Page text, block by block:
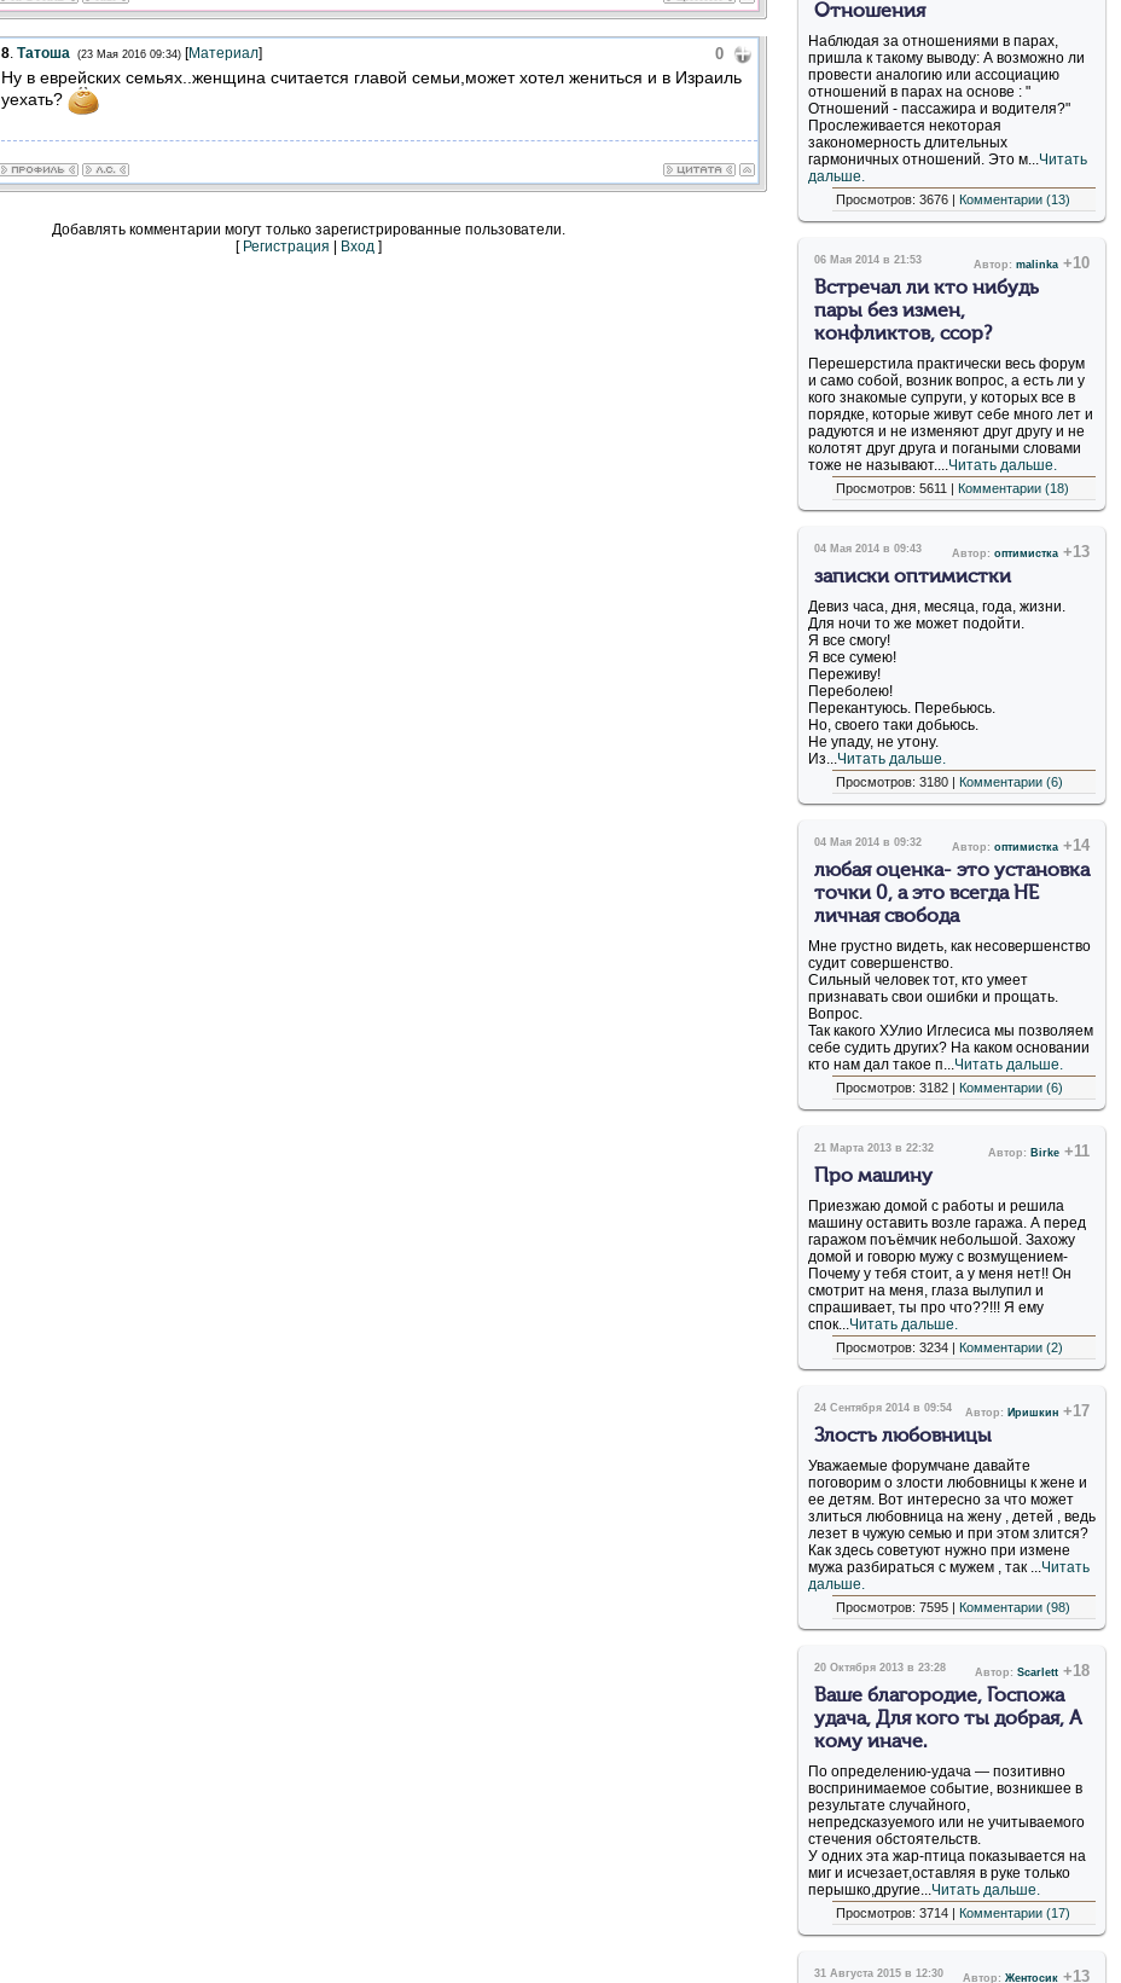
0
8. Татоша (23 Мая 2016 09:34)[Материал]
Ну в еврейских семьях..женщина считается главой семьи,может хотел жениться и в Израиль
уехать?
Добавлять комментарии могут только зарегистрированные пользователи.
[ Регистрация Вход ]
Отношения
Наблюдая за отношениями в парах,
пришла к такому выводу: А возможно ли
провести аналогию или ассоциацию
отношений в парах на основе : "
Отношений - пассажира и водителя?"
Прослеживается некоторая
закономерность длительных
гармоничных отношений. Это м...Читать
дальше.
Просмотров: 3676 | Комментарии (13)
06 Мая 2014 в 21:53 Автор: malinka+10
Встречал ли кто нибудь
пары без измен,
конфликтов, ссор?
Перешерстила практически весь форум
и само собой, возник вопрос, а есть ли у
кого знакомые супруги, у которых все в
порядке, которые живут себе много лет и
радуются и не изменяют друг другу и не
колотят друг друга и погаными словами
тоже не называют....Читать дальше.
Просмотров: 5611 | Комментарии (18)
04 Мая 2014 в 09:43 Автор: оптимистка+13
записки оптимистки
Девиз часа, дня, месяца, года, жизни.
Для ночи то же может подойти.
Я все смогу!
Я все сумею!
Переживу!
Переболею!
Перекантуюсь. Перебьюсь.
Но, своего таки добьюсь.
Не упаду, не утону.
Из...Читать дальше.
Просмотров: 3180 | Комментарии (6)
04 Мая 2014 в 09:32 Автор: оптимистка+14
любая оценка- это установка
точки 0, а это всегда НЕ
личная свобода
Мне грустно видеть, как несовершенство
судит совершенство.
Сильный человек тот, кто умеет
признавать свои ошибки и прощать.
Вопрос.
Так какого ХУлио Иглесиса мы позволяем
себе судить других? На каком основании
кто нам дал такое п...Читать дальше.
Просмотров: 3182 | Комментарии (6)
21 Марта 2013 в 22:32 Автор: Birke+11
Про машину
Приезжаю домой с работы и решила
машину оставить возле гаража. А перед
гаражом поъёмчик небольшой. Захожу
домой и говорю мужу с возмущением-
Почему у тебя стоит, а у меня нет!! Он
смотрит на меня, глаза вылупил и
спрашивает, ты про что??!!! Я ему
спок...Читать дальше.
Просмотров: 3234 | Комментарии (2)
24 Сентября 2014 в 09:54 Автор: Иришкин+17
Злость любовницы
Уважаемые форумчане давайте
поговорим о злости любовницы к жене и
ее детям. Вот интересно за что может
злиться любовница на жену , детей , ведь
лезет в чужую семью и при этом злится?
Как здесь советуют нужно при измене
мужа разбираться с мужем , так ...Читать
дальше.
Просмотров: 7595 | Комментарии (98)
20 Октября 2013 в 23:28 Автор: Scarlett+18
Ваше благородие, Госпожа
удача, Для кого ты добрая, А
кому иначе.
По определению-удача — позитивно
воспринимаемое событие, возникшее в
результате случайного,
непредсказуемого или не учитываемого
стечения обстоятельств.
У одних эта жар-птица показывается на
миг и исчезает,оставляя в руке только
перышко,другие...Читать дальше.
Просмотров: 3714 | Комментарии (17)
31 Августа 2015 в 12:30 Автор: Жентосик+13